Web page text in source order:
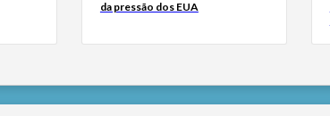
da pressão dos EUA